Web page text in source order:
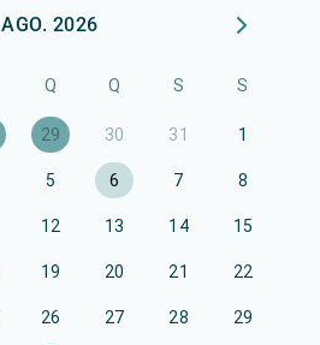
AGO. 2026
Q Q S S
29 30 31 1
5 6 7 8
12 13 14 15
19 20 21 22
26 27 28 29